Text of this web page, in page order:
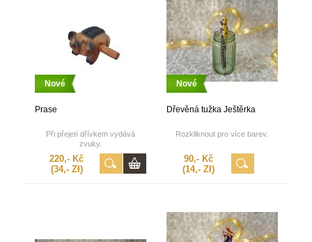
Nové
Prase
Při přejetí dřívkem vydává
zvuky.
220,- Kč
(34,- Zł)
Nové
Dřevěná tužka Ještěrka
Rozkliknout pro více barev.
90,- Kč
(14,- Zł)